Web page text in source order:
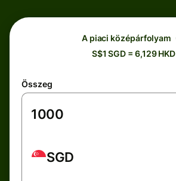
A piaci középárfolyam
S$1 SGD = 6,129 HKD
Összeg
SGD